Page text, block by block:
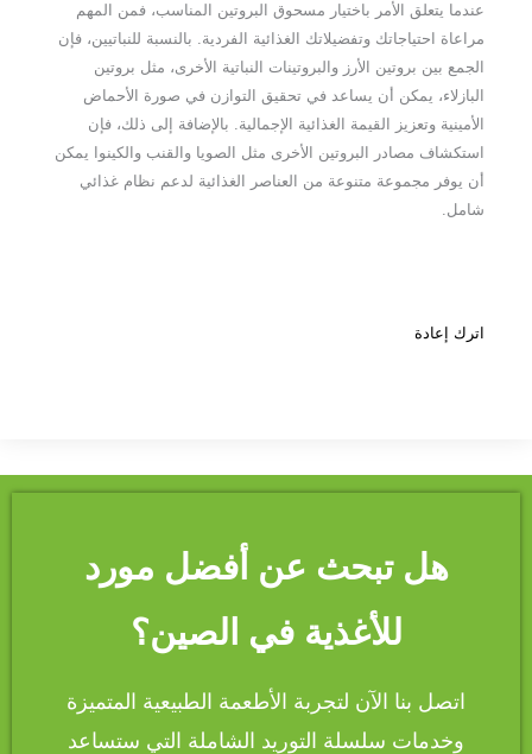
عندما يتعلق الأمر باختيار مسحوق البروتين المناسب، فمن المهم
مراعاة احتياجاتك وتفضيلاتك الغذائية الفردية. بالنسبة للنباتيين، فإن
الجمع بين بروتين الأرز والبروتينات النباتية الأخرى، مثل بروتين
البازلاء، يمكن أن يساعد في تحقيق التوازن في صورة الأحماض
الأمينية وتعزيز القيمة الغذائية الإجمالية. بالإضافة إلى ذلك، فإن
استكشاف مصادر البروتين الأخرى مثل الصويا والقنب والكينوا يمكن
أن يوفر مجموعة متنوعة من العناصر الغذائية لدعم نظام غذائي
شامل.
اترك إعادة
هل تبحث عن أفضل مورد
للأغذية في الصين؟
اتصل بنا الآن لتجربة الأطعمة الطبيعية المتميزة
وخدمات سلسلة التوريد الشاملة التي ستساعد